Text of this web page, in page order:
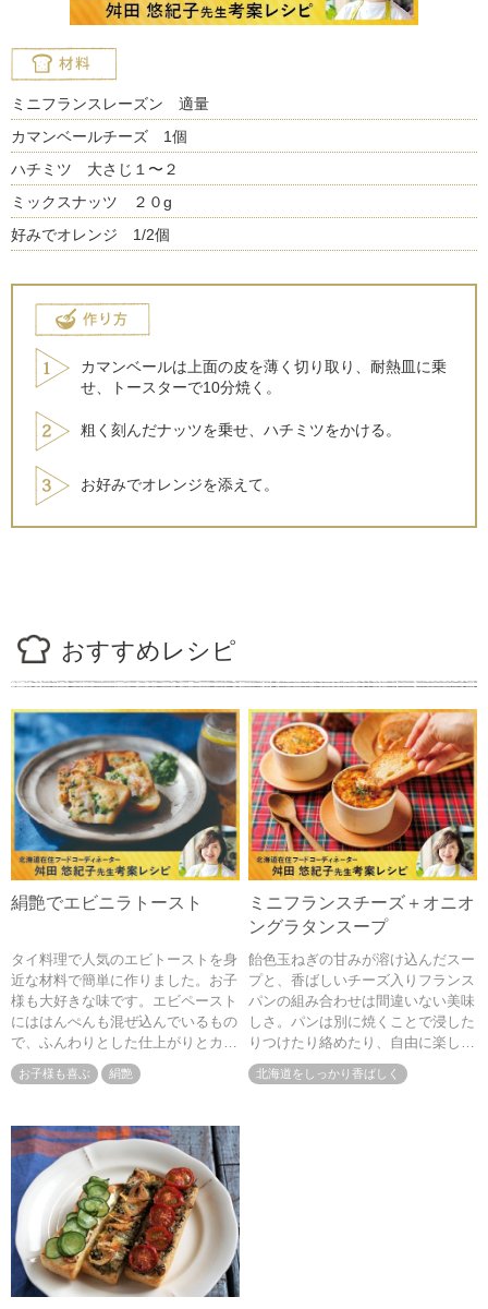
ミニフランスレーズン 適量
カマンベールチーズ 1個
ハチミツ 大さじ１〜２
ミックスナッツ ２０g
好みでオレンジ 1/2個
カマンベールは上面の皮を薄く切り取り、耐熱皿に乗
せ、トースターで10分焼く。
粗く刻んだナッツを乗せ、ハチミツをかける。
お好みでオレンジを添えて。
おすすめレシピ
絹艶でエビニラトースト
タイ料理で人気のエビトーストを身
近な材料で簡単に作りました。お子
様も大好きな味です。エビペースト
にははんぺんも混ぜ込んでいるもの
で、ふんわりとした仕上がりとカサ
まし効果もあります
お子様も喜ぶ 絹艶
ミニフランスチーズ＋オニオ
ングラタンスープ
飴色玉ねぎの甘みが溶け込んだスー
プと、香ばしいチーズ入りフランス
パンの組み合わせは間違いない美味
しさ。パンは別に焼くことで浸した
りつけたり絡めたり、自由に楽しめ
ます。寒い日に嬉しい熱々のご馳走
です。
北海道をしっかり香ばしく